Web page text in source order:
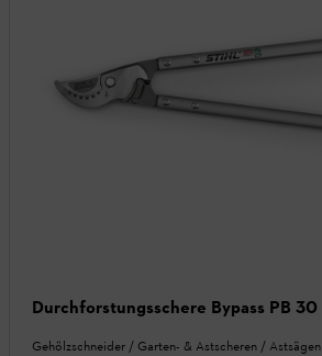
Durchforstungsschere Bypass PB 30
Gehölzschneider / Garten- & Astscheren / Astsägen